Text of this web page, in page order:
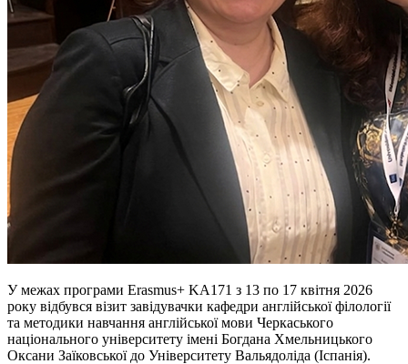
У межах програми Erasmus+ KA171 з 13 по 17 квітня 2026
року відбувся візит завідувачки кафедри англійської філології
та методики навчання англійської мови Черкаського
національного університету імені Богдана Хмельницького
Оксани Заїковської до Університету Вальядоліда (Іспанія).